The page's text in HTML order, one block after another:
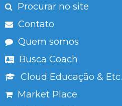
Procurar no site
Contato
Quem somos
Busca Coach
Cloud Educação & Etc.
Market Place